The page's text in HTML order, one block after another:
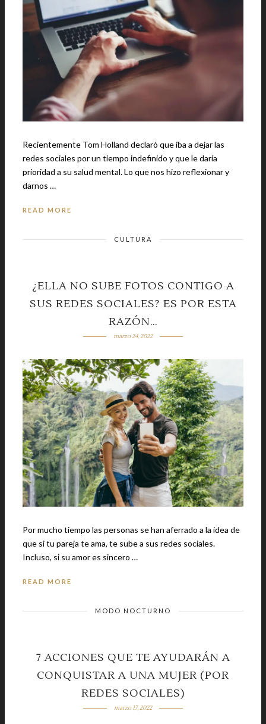
Recientemente Tom Holland declaró que iba a dejar las
redes sociales por un tiempo indefinido y que le daría
prioridad a su salud mental. Lo que nos hizo reflexionar y
darnos …
READ MORE
CULTURA
¿ELLA NO SUBE FOTOS CONTIGO A
SUS REDES SOCIALES? ES POR ESTA
RAZÓN…
marzo 24, 2022
Por mucho tiempo las personas se han aferrado a la idea de
que si tu pareja te ama, te sube a sus redes sociales.
Incluso, si su amor es sincero …
READ MORE
MODO NOCTURNO
7 ACCIONES QUE TE AYUDARÁN A
CONQUISTAR A UNA MUJER (POR
REDES SOCIALES)
marzo 17, 2022